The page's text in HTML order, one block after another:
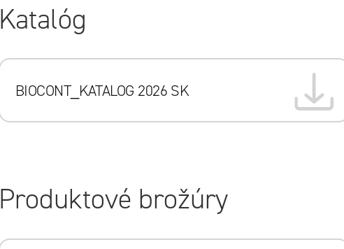
Katalóg
BIOCONT_KATALOG 2026 SK
Produktové brožúry